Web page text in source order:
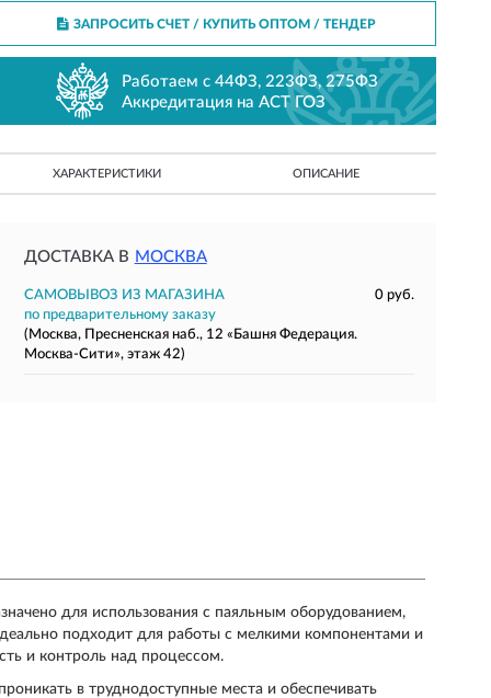
ЗАПРОСИТЬ СЧЕТ / КУПИТЬ ОПТОМ/ ТЕНДЕР
Работаем с 44ФЗ, 223ФЗ, 275ФЗ
Аккредитация на АСТ ГОЗ
ХАРАКТЕРИСТИКИ ОПИСАНИЕ
ДОСТАВКА В МОСКВА
САМОВЫВОЗ ИЗ МАГАЗИНА
0 руб.
по предварительному заказу
(Москва, Пресненская наб., 12 «Башня Федерация.
Москва-Сити», этаж 42)
для использования с паяльным оборудованием,
подходит для работы с мелкими компонентами и
и контроль над процессом.
в труднодоступные места и обеспечивать